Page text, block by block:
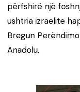
përfshirë një
ushtria izraelite
Bregun
Anadolu.